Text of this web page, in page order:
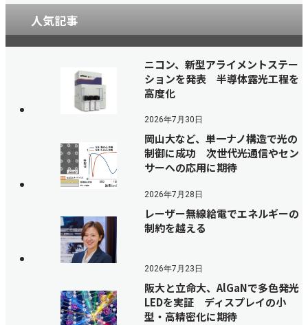
人気記事
ニコン、新型アライメントステー
ションを発表 半導体露光工程を
高度化
2026年7月30日
岡山大など、単一ナノ構造で光の
制御に成功 次世代光通信やセン
サーへの応用に期待
2026年7月28日
レーザー無線給電でエネルギーの
制約を越える
2026年7月23日
阪大と立命大、AlGaNで多色発光
LEDを実証 ディスプレイの小
型・高精密化に期待